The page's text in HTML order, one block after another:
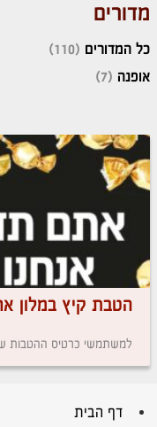
מדורים
כל המדורים (110)
אופנה (7)
הטבת קיץ במלון
למשתמשי כרטיס ההטבות
דף הבית